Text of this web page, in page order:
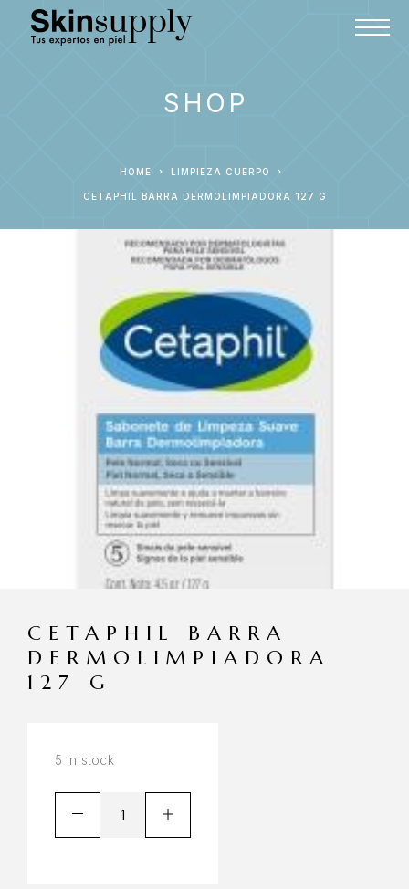
SHOP
HOME LIMPIEZA CUERPO
CETAPHIL BARRA DERMOLIMPIADORA 127 G
CETAPHIL BARRA
DERMOLIMPIADORA
127 G
5 in stock